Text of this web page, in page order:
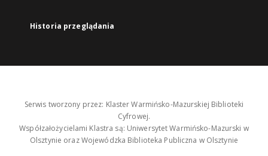
Historia przeglądania
Serwis tworzony przez: Klaster Warmińsko-Mazurskiej Biblioteki
Cyfrowej.
Współzałożycielami Klastra są: Uniwersytet Warmińsko-Mazurski w
Olsztynie oraz Wojewódzka Biblioteka Publiczna w Olsztynie